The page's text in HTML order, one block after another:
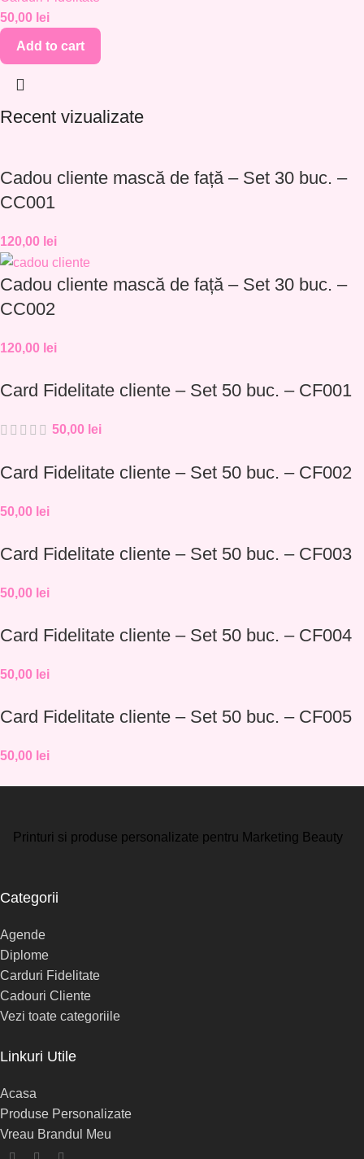
50,00 lei
Add to cart
Recent vizualizate
Cadou cliente mască de față – Set 30 buc. –
CC001
120,00 lei
Cadou cliente mască de față – Set 30 buc. –
CC002
120,00 lei
Card Fidelitate cliente – Set 50 buc. – CF001
50,00 lei
Card Fidelitate cliente – Set 50 buc. – CF002
50,00 lei
Card Fidelitate cliente – Set 50 buc. – CF003
50,00 lei
Card Fidelitate cliente – Set 50 buc. – CF004
50,00 lei
Card Fidelitate cliente – Set 50 buc. – CF005
50,00 lei
Printuri si produse personalizate pentru Marketing Beauty
Categorii
Agende
Diplome
Carduri Fidelitate
Cadouri Cliente
Vezi toate categoriile
Linkuri Utile
Acasa
Produse Personalizate
Vreau Brandul Meu